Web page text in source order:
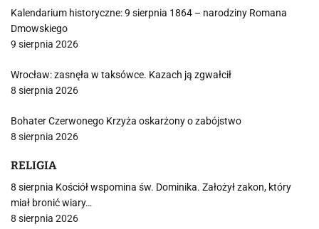
Kalendarium historyczne: 9 sierpnia 1864 – narodziny Romana
Dmowskiego
9 sierpnia 2026
Wrocław: zasnęła w taksówce. Kazach ją zgwałcił
8 sierpnia 2026
Bohater Czerwonego Krzyża oskarżony o zabójstwo
8 sierpnia 2026
RELIGIA
8 sierpnia Kościół wspomina św. Dominika. Założył zakon, który
miał bronić wiary…
8 sierpnia 2026